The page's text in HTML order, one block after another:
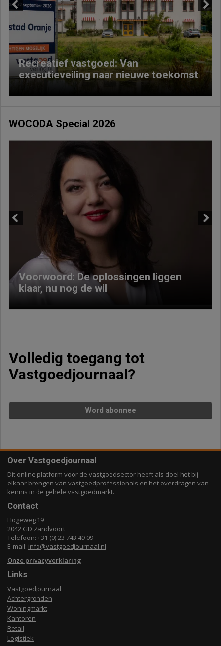
Recreatief vastgoed: Van
executieveiling naar nieuwe toekomst
Next
WOCODA Special 2026
Voorwoord: De oplossingen liggen
klaar, nu nog de wil
Volledig toegang tot
Vastgoedjournaal?
Word abonnee
Over Vastgoedjournaal
Dit online platform voor de vastgoedsector heeft als doel het bij
elkaar brengen van vastgoedprofessionals en het overdragen van
kennis in de gehele vastgoedmarkt.
Contact
Hogeweg 19
2042 GD Zandvoort
Telefoon: +31 (0) 23 743 49 09
E-mail: info@vastgoedjournaal.nl
Onze privacyverklaring
Links
Vastgoedjournaal
Achtergronden
Woningmarkt
Kantoren
Retail
Logistiek